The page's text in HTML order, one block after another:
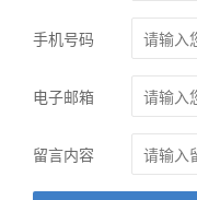
手机号码
电子邮箱
留言内容